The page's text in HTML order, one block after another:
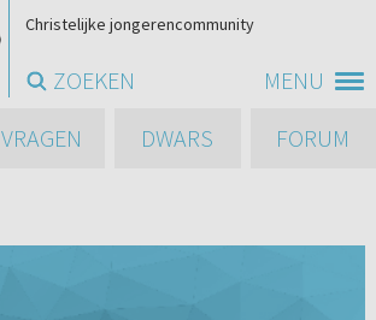
MENU
Christelijke jongerencommunity
ZOEKEN
VRAGEN DWARS FORUM